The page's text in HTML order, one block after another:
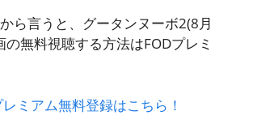
ら言うと、グータンヌーボ2(8月
の無料視聴する方法はFODプレミ
レミアム無料登録はこちら！